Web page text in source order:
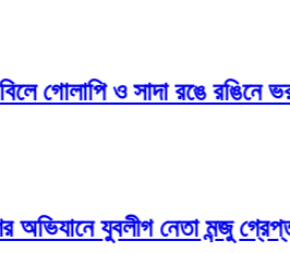
গোলাপি ও সাদা রঙে রঙিনে ভরপুর
যুবলীগ নেতা মন্জু গ্রেপ্তার